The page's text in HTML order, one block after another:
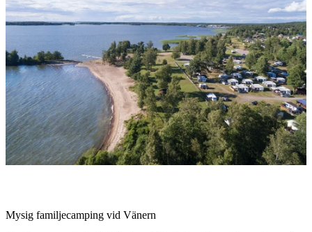
Beskrivning
Mysig familjecamping vid Vänern